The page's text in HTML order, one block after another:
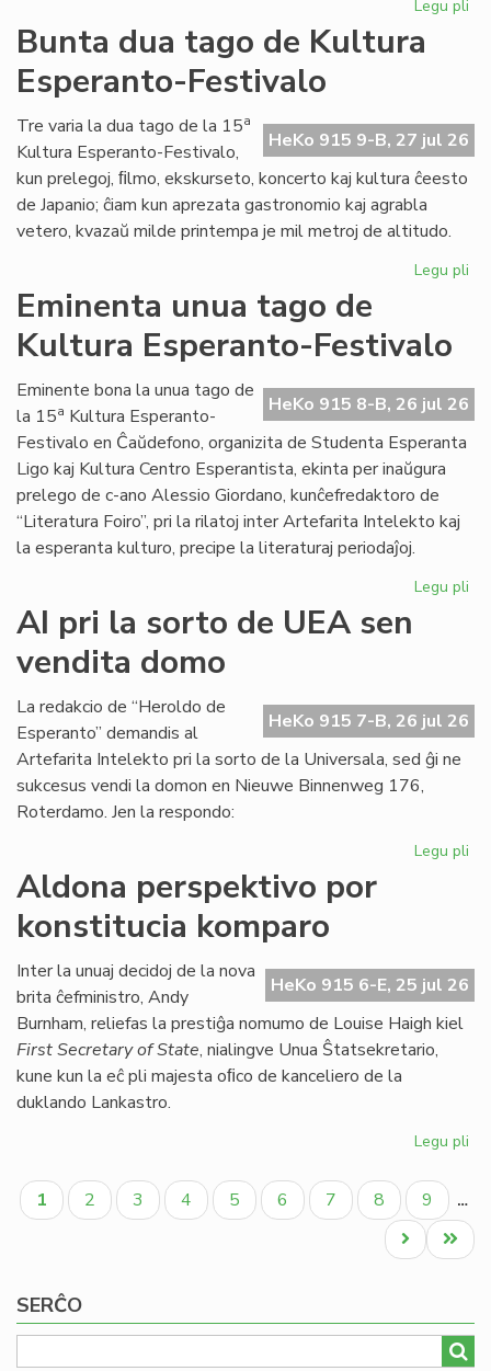
Legu pli
de
Bunta dua tago de Kultura
Esperanto-Festivalo
HeKo 915 9-B, 27 jul 26
Tre varia la dua tago de la 15a
Kultura Esperanto-Festivalo,
kun prelegoj, ﬁlmo, ekskurseto, koncerto kaj kultura ĉeesto
de Japanio; ĉiam kun aprezata gastronomio kaj agrabla
vetero, kvazaŭ milde printempa je mil metroj de altitudo.
Legu pli
Eminenta unua tago de
Kultura Esperanto-Festivalo
HeKo 915 8-B, 26 jul 26
Eminente bona la unua tago de
la 15a Kultura Esperanto-
Festivalo en Ĉaŭdefono, organizita de Studenta Esperanta
Ligo kaj Kultura Centro Esperantista, ekinta per inaŭgura
prelego de c-ano Alessio Giordano, kunĉefredaktoro de
“Literatura Foiro”, pri la rilatoj inter Artefarita Intelekto kaj
la esperanta kulturo, precipe la literaturaj periodaĵoj.
Legu pli
AI pri la sorto de UEA sen
vendita domo
HeKo 915 7-B, 26 jul 26
La redakcio de “Heroldo de
Esperanto” demandis al
Artefarita Intelekto pri la sorto de la Universala, sed ĝi ne
sukcesus vendi la domon en Nieuwe Binnenweg 176,
Roterdamo. Jen la respondo:
Legu pli
de
Aldona perspektivo por
konstitucia komparo
HeKo 915 6-E, 25 jul 26
Inter la unuaj decidoj de la nova
brita ĉefministro, Andy
Burnham, reliefas la prestiĝa nomumo de Louise Haigh kiel
First Secretary of State, nialingve Unua Ŝtatsekretario,
kune kun la eĉ pli majesta oﬁco de kanceliero de la
duklando Lankastro.
Legu pli
Pagination
Aktuala
paĝo
1 Paĝo
2 Paĝo
3 Paĝo
4 Paĝo
5 Paĝo
6 Paĝo
7 Paĝo
8 Paĝo
9 …
Last
page
Next
page
SERĈO